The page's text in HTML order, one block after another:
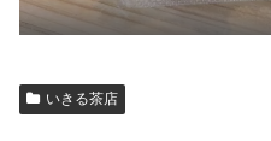
いきる茶店